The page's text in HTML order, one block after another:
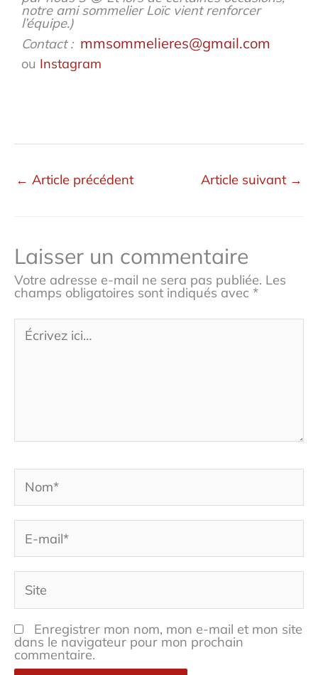
notre ami sommelier Loïc vient renforcer
l’équipe.)
Contact : mmsommelieres@gmail.com
ou Instagram
← Article précédent Article suivant →
Laisser un commentaire
Votre adresse e-mail ne sera pas publiée. Les
champs obligatoires sont indiqués avec *
Écrivez
ici…
Nom*
E-
mail*
Site
Enregistrer mon nom, mon e-mail et mon site
dans le navigateur pour mon prochain
commentaire.